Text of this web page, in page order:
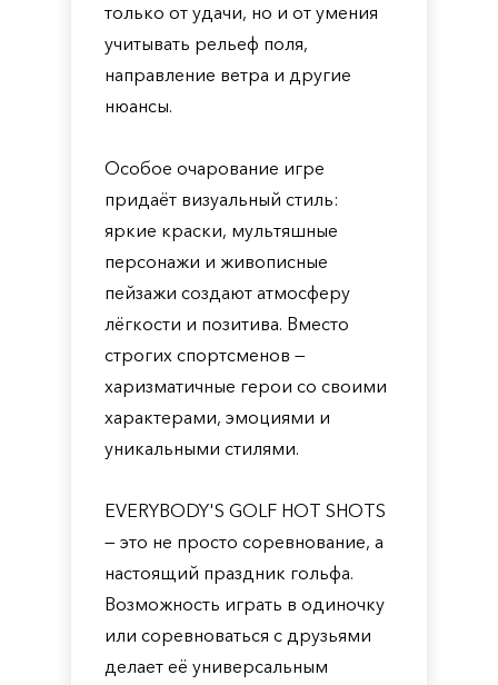
только от удачи, но и от умения
учитывать рельеф поля,
направление ветра и другие
нюансы.
Особое очарование игре
придаёт визуальный стиль:
яркие краски, мультяшные
персонажи и живописные
пейзажи создают атмосферу
лёгкости и позитива. Вместо
строгих спортсменов —
харизматичные герои со своими
характерами, эмоциями и
уникальными стилями.
EVERYBODY'S GOLF HOT SHOTS
— это не просто соревнование, а
настоящий праздник гольфа.
Возможность играть в одиночку
или соревноваться с друзьями
делает её универсальным